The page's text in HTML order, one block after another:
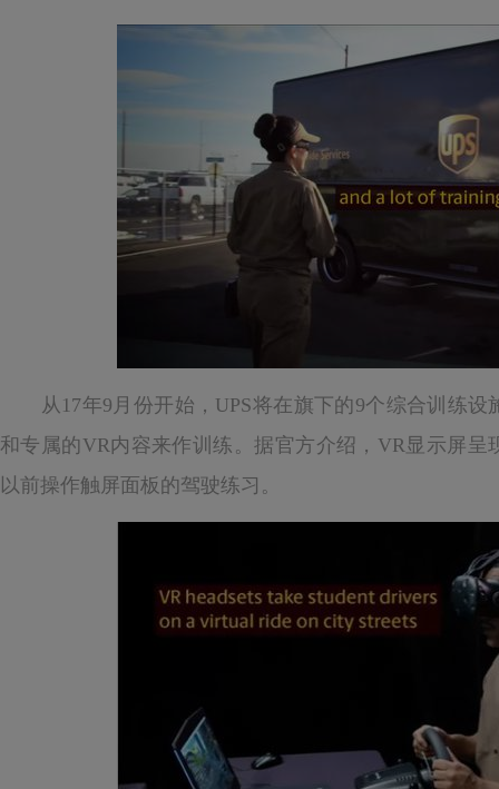
从17年9月份开始，UPS将在旗下的9个综合训练设
和专属的VR内容来作训练。据官方介绍，VR显示屏呈
以前操作触屏面板的驾驶练习。